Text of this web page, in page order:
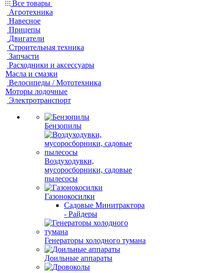
Все товары
Агротехника
Навесное
Прицепы
Двигатели
Строительная техника
Запчасти
Расходники и аксессуары
Масла и смазки
Велосипеды / Мототехника
Моторы лодочные
Электротранспорт
Бензопилы
Воздуходувки,
мусоросборники, cадовые
пылесосы
Газонокосилки
Садовые Минитрактора
- Райдеры
Генераторы холодного тумана
Доильные аппараты